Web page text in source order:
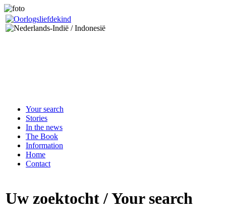
Your search
Stories
In the news
The Book
Information
Home
Contact
Uw zoektocht / Your search